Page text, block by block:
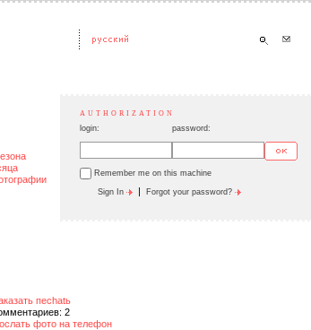
AUTHORIZATION
login: password:
Remember me on this machine
Sign In | Forgot your password?
пеchatь
2
фото на телефон